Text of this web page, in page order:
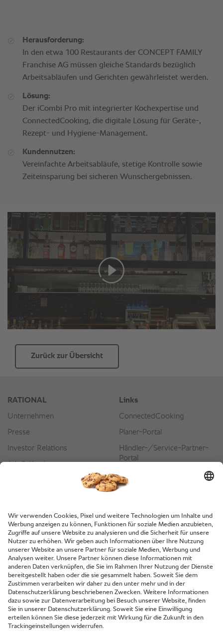
Herausforderung:
In den etwa 100 Restaurants der CONCEPT FAMILY
Franchise AG müssen gleiche Standards bezüglich
Arbeitsabläufen und Gerichten gewährleistet werden.
Lösung:
Der iCombi Pro mit integrierter Kochexpertise und
ConnectedCooking, die digitale Lösung für Geräte-,
Rezept- und Hygiene-Management.
Kundennutzen:
Vereinfachte Arbeitsabläufe, stetige Kontrolle sowie
Zeiteinsparung bei sicheren Wunschergebnissen.
Zurück zur Übersicht